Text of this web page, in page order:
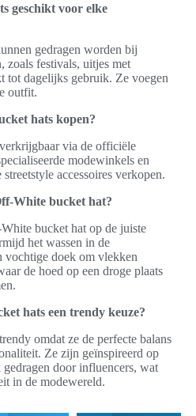
geschikt voor elke
gedragen worden bij
zoals festivals, uitjes met
tot dagelijks gebruik. Ze voegen
outfit.
hats kopen?
via de officiële
modewinkels en
accessoires verkopen.
White bucket hat?
bucket hat op de juiste
het wassen in de
vochtige doek om vlekken
de hoed op een droge plaats
hats een trendy keuze?
omdat ze de perfecte balans
Ze zijn geïnspireerd op
door influencers, wat
in de modewereld.